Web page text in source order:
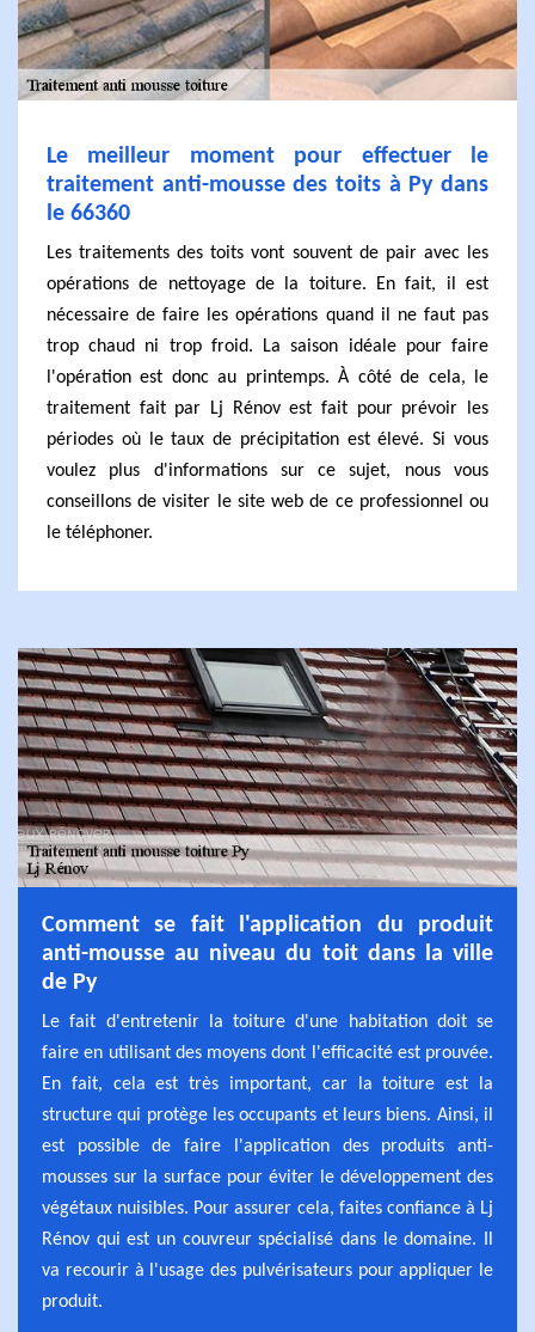
Le meilleur moment pour effectuer le
traitement anti-mousse des toits à Py dans
le 66360
Les traitements des toits vont souvent de pair avec les
opérations de nettoyage de la toiture. En fait, il est
nécessaire de faire les opérations quand il ne faut pas
trop chaud ni trop froid. La saison idéale pour faire
l'opération est donc au printemps. À côté de cela, le
traitement fait par Lj Rénov est fait pour prévoir les
périodes où le taux de précipitation est élevé. Si vous
voulez plus d'informations sur ce sujet, nous vous
conseillons de visiter le site web de ce professionnel ou
le téléphoner.
Comment se fait l'application du produit
anti-mousse au niveau du toit dans la ville
de Py
Le fait d'entretenir la toiture d'une habitation doit se
faire en utilisant des moyens dont l'efficacité est prouvée.
En fait, cela est très important, car la toiture est la
structure qui protège les occupants et leurs biens. Ainsi, il
est possible de faire l'application des produits anti-
mousses sur la surface pour éviter le développement des
végétaux nuisibles. Pour assurer cela, faites confiance à Lj
Rénov qui est un couvreur spécialisé dans le domaine. Il
va recourir à l'usage des pulvérisateurs pour appliquer le
produit.